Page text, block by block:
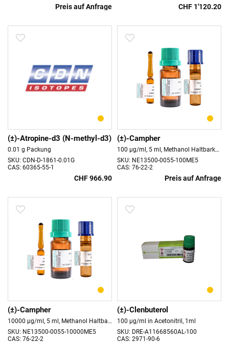
Preis auf Anfrage CHF 1'120.20
(±)-Atropine-d3 (N-methyl-d3)
0.01 g Packung
SKU: CDN-D-1861-0.01G
CAS: 60365-55-1
CHF 966.90
(±)-Campher
100 µg/ml, 5 ml, Methanol Haltbarkeit 18 Monate
SKU: NE13500-0055-100ME5
CAS: 76-22-2
Preis auf Anfrage
(±)-Campher
10000 µg/ml, 5 ml, Methanol Haltbarkeit 18 Monate
SKU: NE13500-0055-10000ME5
CAS: 76-22-2
(±)-Clenbuterol
100 µg/ml in Acetonitril, 1ml
SKU: DRE-A11668560AL-100
CAS: 2971-90-6